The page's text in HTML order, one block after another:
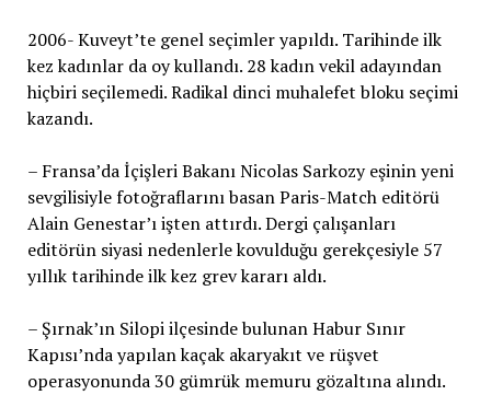
2006- Kuveyt’te genel seçimler yapıldı. Tarihinde ilk
kez kadınlar da oy kullandı. 28 kadın vekil adayından
hiçbiri seçilemedi. Radikal dinci muhalefet bloku seçimi
kazandı.
– Fransa’da İçişleri Bakanı Nicolas Sarkozy eşinin yeni
sevgilisiyle fotoğraflarını basan Paris-Match editörü
Alain Genestar’ı işten attırdı. Dergi çalışanları
editörün siyasi nedenlerle kovulduğu gerekçesiyle 57
yıllık tarihinde ilk kez grev kararı aldı.
– Şırnak’ın Silopi ilçesinde bulunan Habur Sınır
Kapısı’nda yapılan kaçak akaryakıt ve rüşvet
operasyonunda 30 gümrük memuru gözaltına alındı.